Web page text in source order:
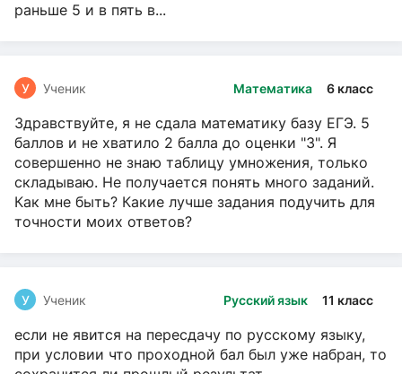
раньше 5 и в пять в...
Математика 6 класс
У Ученик
Здравствуйте, я не сдала математику базу ЕГЭ. 5
баллов и не хватило 2 балла до оценки "3". Я
совершенно не знаю таблицу умножения, только
складываю. Не получается понять много заданий.
Как мне быть? Какие лучше задания подучить для
точности моих ответов?
Русский язык 11 класс
У Ученик
если не явится на пересдачу по русскому языку,
при условии что проходной бал был уже набран, то